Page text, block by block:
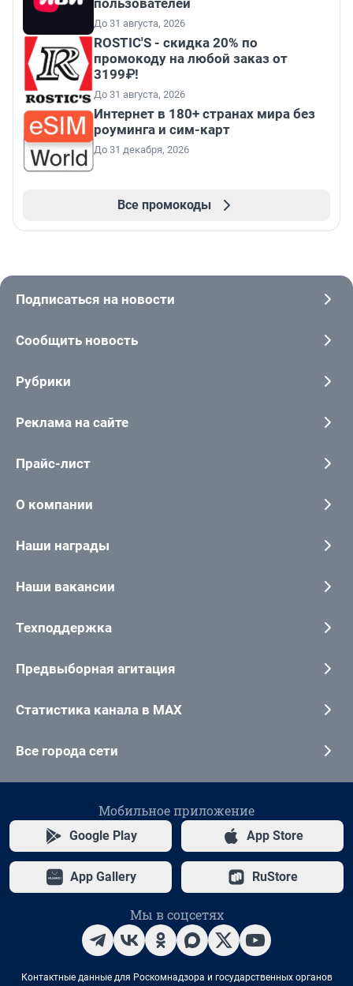
До 31 августа, 2026
ROSTIC'S - скидка 20% по
промокоду на любой заказ от
3199₽!
До 31 августа, 2026
Интернет в 180+ странах мира без
роуминга и сим-карт
До 31 декабря, 2026
Все промокоды
Подписаться на новости
Сообщить новость
Рубрики
Реклама на сайте
Прайс-лист
О компании
Наши награды
Наши вакансии
Техподдержка
Предвыборная агитация
Статистика канала в MAX
Все города сети
Мобильное приложение
Google Play App Store
App Gallery RuStore
Мы в соцсетях
Контактные данные для Роскомнадзора и государственных органов